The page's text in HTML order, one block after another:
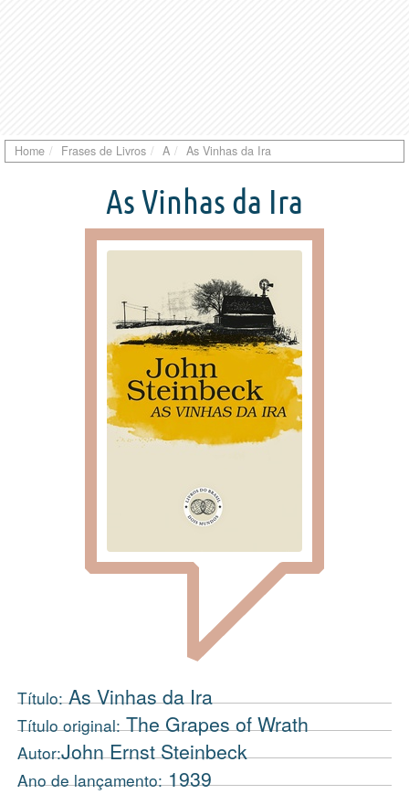
Home Frases de Livros A As Vinhas da Ira
As Vinhas da Ira
Título:As Vinhas da Ira
Título original:The Grapes of Wrath
Autor:John Ernst Steinbeck
Ano de lançamento:1939